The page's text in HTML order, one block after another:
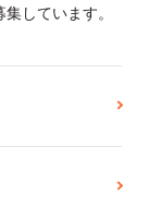
しています。